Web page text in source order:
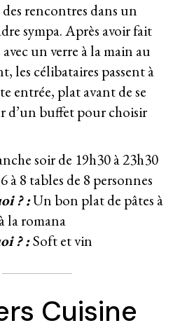
rencontres dans un
sympa. Après avoir fait
un verre à la main au
les célibataires passent à
entrée, plat avant de se
d’un buffet pour choisir
soir de 19h30 à 23h30
à 8 tables de 8 personnes
? :Un bon plat de pâtes à
la romana
? :Soft et vin
Cuisine